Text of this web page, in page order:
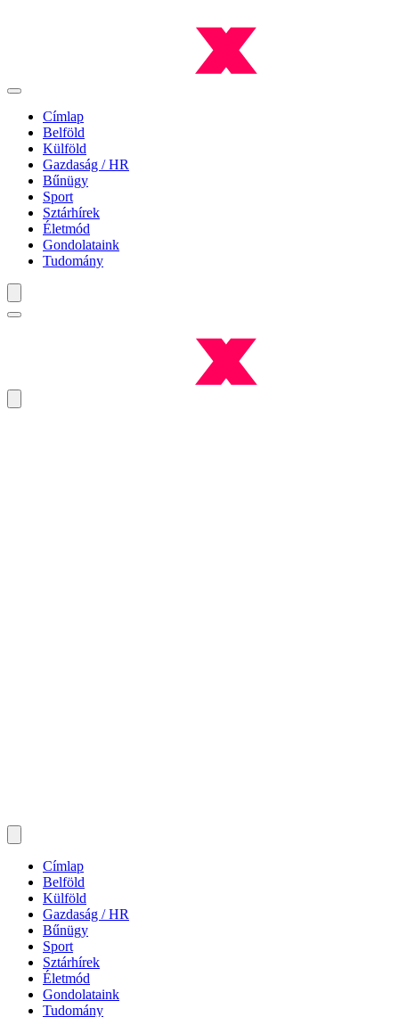
Címlap
Belföld
Külföld
Gazdaság / HR
Bűnügy
Sport
Sztárhírek
Életmód
Gondolataink
Tudomány
Címlap
Belföld
Külföld
Gazdaság / HR
Bűnügy
Sport
Sztárhírek
Életmód
Gondolataink
Tudomány